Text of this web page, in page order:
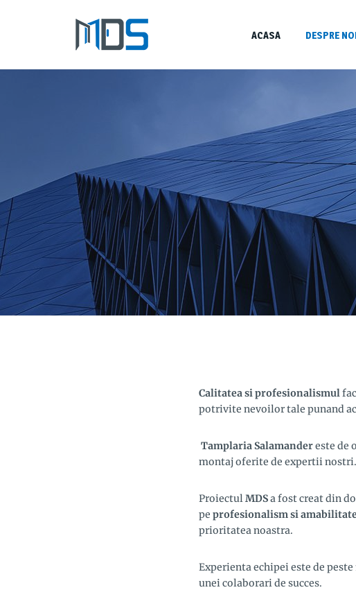
ACASA DESPRE
Calitatea si profesionalismul
potrivite nevoilor tale punand
Tamplaria Salamandereste de o
montaj oferite de expertii nostri.
ProiectulMDSa fost creat din
pe profesionalism si
prioritatea noastra.
Experienta echipei este de peste
unei colaborari de succes.